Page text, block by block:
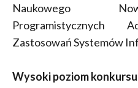
Naukowego
Zastosowań Systemów
Wysoki poziom konkursu